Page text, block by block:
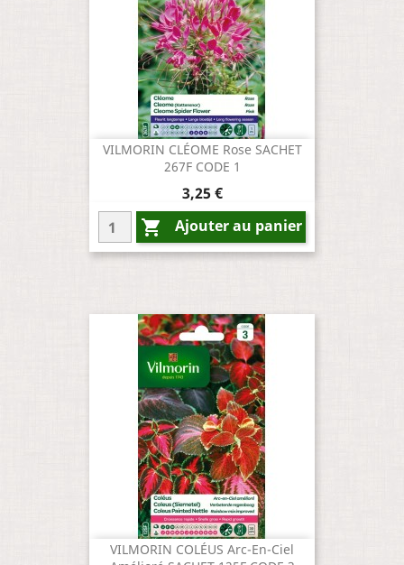
VILMORIN CLÉOME Rose SACHET
267F CODE 1
Prix
3,25 €
 Ajouter au panier
VILMORIN COLÉUS Arc-En-Ciel